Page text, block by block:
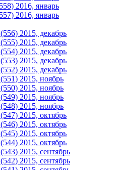
2016, январь
2016, январь
2015, декабрь
2015, декабрь
2015, декабрь
2015, декабрь
2015, декабрь
2015, ноябрь
2015, ноябрь
2015, ноябрь
2015, ноябрь
2015, октябрь
2015, октябрь
2015, октябрь
2015, октябрь
2015, сентябрь
2015, сентябрь